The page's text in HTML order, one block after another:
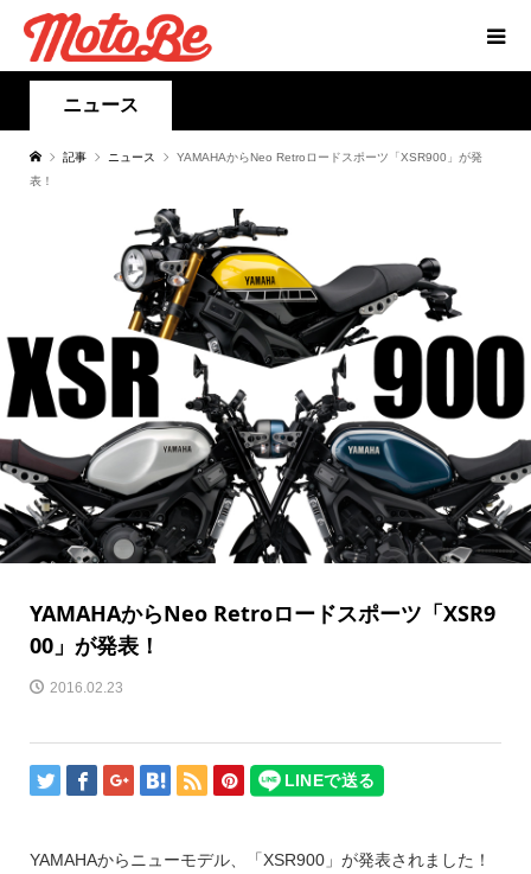
ニュース
記事 ニュース
YAMAHAからNeo Retroロードスポーツ「XSR900」が発
表！
YAMAHAからNeo Retroロードスポーツ「XSR9
00」が発表！
2016.02.23
YAMAHAからニューモデル、「XSR900」が発表されました！